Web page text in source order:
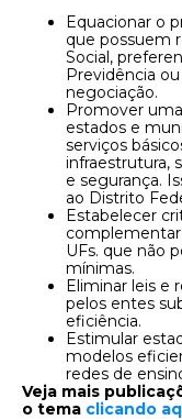
Equacionar o
que possuem
Social,
Previdência
negociação.
Promover
estados e
serviços
infraestrutura,
e segurança.
ao Distrito
Estabelecer
complementar
UFs. que não
mínimas.
Eliminar leis e
pelos entes
eficiência.
Estimular
modelos
redes de
Veja mais
o tema clicando